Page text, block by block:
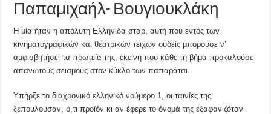
Παπαμιχαήλ- Βουγιουκλάκη
Η μία ήταν η απόλυτη Ελληνίδα σταρ, αυτή που εντός των
κινηματογραφικών και θεατρικών τειχών ουδείς μπορούσε ν’
αμφισβητήσει τα πρωτεία της, εκείνη που κάθε τη βήμα προκαλούσε
απανωτούς σεισμούς στον κύκλο των παπαράτσι.
Υπήρξε το διαχρονικό ελληνικό νούμερο 1, οι ταινίες της
ξεπουλούσαν, ό,τι προϊόν κι αν έφερε το όνομά της εξαφανιζόταν